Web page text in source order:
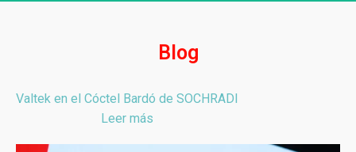
Blog
Valtek en el Cóctel Bardó de SOCHRADI
Leer más